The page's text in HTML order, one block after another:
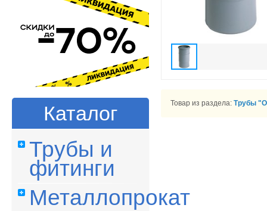
Каталог
Трубы и
фитинги
Металлопрокат
Товар из раздела: Трубы